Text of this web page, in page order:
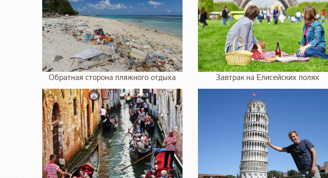
Обратная сторона пляжного отдыха Завтрак на Елисейских полях